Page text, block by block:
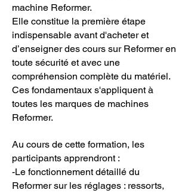
machine Reformer.
Elle constitue la première étape
indispensable avant d'acheter et
d’enseigner des cours sur Reformer en
toute sécurité et avec une
compréhension complète du matériel.
Ces fondamentaux s'appliquent à
toutes les marques de machines
Reformer.
Au cours de cette formation, les
participants apprendront :
-Le fonctionnement détaillé du
Reformer sur les réglages : ressorts,